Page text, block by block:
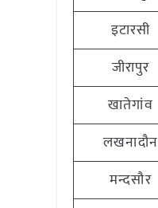
इटारसी
जीरापुर
खातेगांव
लखनादौन
मन्दसौर